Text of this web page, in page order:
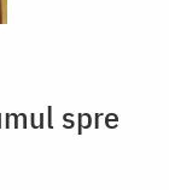
spre